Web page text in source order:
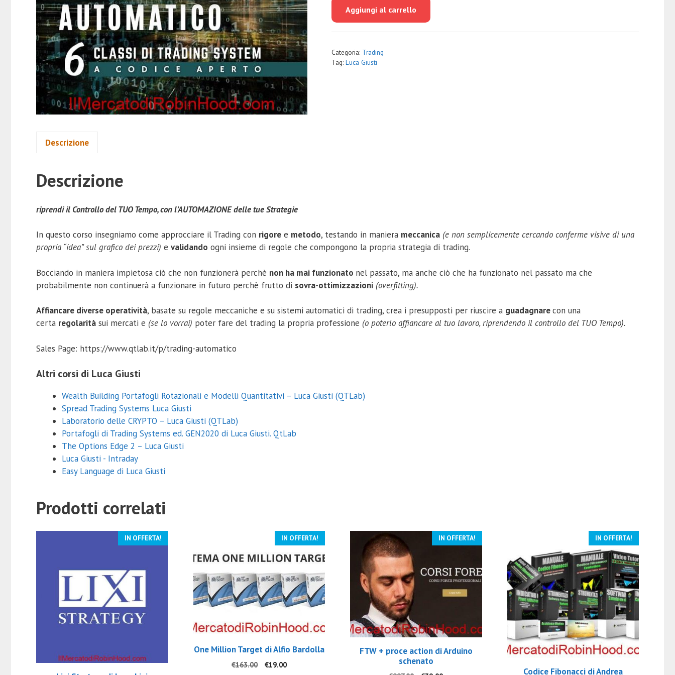
era:
è:
Aggiungi al carrello
Categoria: Trading
Tag: Luca Giusti
Descrizione
Descrizione
riprendi il Controllo del TUO Tempo, con l’AUTOMAZIONE delle tue Strategie
In questo corso insegniamo come approcciare il Trading con rigore e metodo, testando in maniera meccanica (e non semplicemente cercando conferme visive di una
propria “idea” sul grafico dei prezzi) e validando ogni insieme di regole che compongono la propria strategia di trading.
Bocciando in maniera impietosa ciò che non funzionerà perchè non ha mai funzionato nel passato, ma anche ciò che ha funzionato nel passato ma che
probabilmente non continuerà a funzionare in futuro perchè frutto di sovra-ottimizzazioni (overfitting).
Affiancare diverse operatività, basate su regole meccaniche e su sistemi automatici di trading, crea i presupposti per riuscire a guadagnarecon una
certa regolarità sui mercati e (se lo vorrai) poter fare del trading la propria professione (o poterlo affiancare al tuo lavoro, riprendendo il controllo del TUO Tempo).
Sales Page: https://www.qtlab.it/p/trading-automatico
Altri corsi di Luca Giusti
Wealth Building Portafogli Rotazionali e Modelli Quantitativi – Luca Giusti (QTLab)
Spread Trading Systems Luca Giusti
Laboratorio delle CRYPTO – Luca Giusti (QTLab)
Portafogli di Trading Systems ed. GEN2020 di Luca Giusti. QtLab
The Options Edge 2 – Luca Giusti
Luca Giusti - Intraday
Easy Language di Luca Giusti
Prodotti correlati
IN OFFERTA! IN OFFERTA!
One Million Target di Alfio Bardolla
€163.00
Il
€19.00Il
IN OFFERTA!
FTW + proce action di Arduino
schenato
IN OFFERTA!
Codice Fibonacci di Andrea